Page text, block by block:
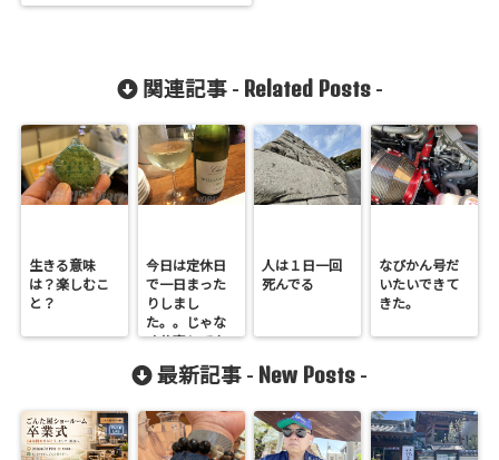
関連記事 - Related Posts-
生きる意味
は？楽しむこ
と？
今日は定休日
で一日まった
りしまし
た。。じゃな
く仕事してま
人は１日一回
死んでる
なびかん号だ
いたいできて
きた。
最新記事 - New Posts -